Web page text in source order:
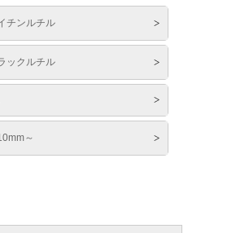
チンルチル
ックルチル
～